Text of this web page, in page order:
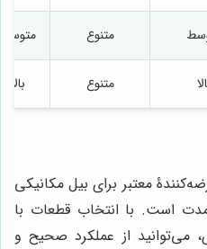
متنوع متوسط
متنوع بالا
معتبر برای بیل مکانیکی
است. با انتخاب قطعات با
می‌توانید از عملکرد صحیح و